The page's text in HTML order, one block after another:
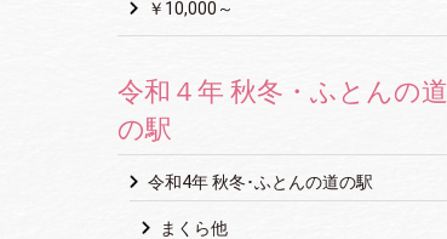
￥10,000～
令和４年 秋冬・ふとんの道
の駅
令和4年 秋冬･ふとんの道の駅
まくら他